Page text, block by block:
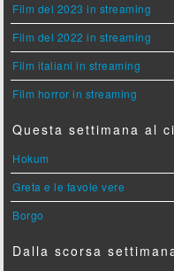
Film del 2023 in streaming
Film del 2022 in streaming
Film italiani in streaming
Film horror in streaming
Questa settimana al
Hokum
Greta e le favole vere
Borgo
Dalla scorsa